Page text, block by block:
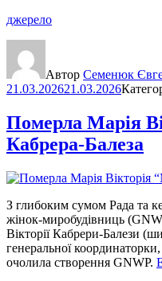
джерело
Автор Семенюк
21.03.202621.03.2026
Померла Марія
Кабрера-Балеза
З глибоким сумом Рада та
жінок-миробудівниць
Вікторії Кабрери-Балези
генеральної
очолила створення GNWP.